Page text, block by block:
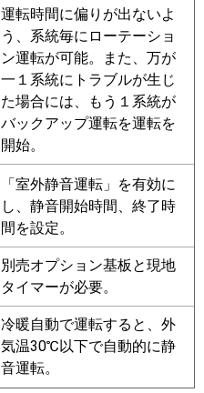
運転時間に偏りが出ないよ
う、系統毎にローテーショ
ン運転が可能。また、万が
一１系統にトラブルが生じ
た場合には、もう１系統が
バックアップ運転を運転を
開始。
「室外静音運転」を有効に
し、静音開始時間、終了時
間を設定。
別売オプション基板と現地
タイマーが必要。
冷暖自動で運転すると、外
気温30℃以下で自動的に静
音運転。